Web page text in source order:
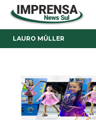
LAURO MÜLLER